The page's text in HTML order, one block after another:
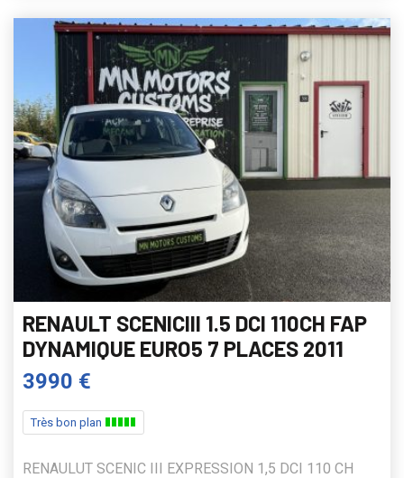
RENAULT SCENICIII 1.5 DCI 110CH FAP
DYNAMIQUE EURO5 7 PLACES 2011
3990 €
Très bon plan
RENAULUT SCENIC III EXPRESSION 1,5 DCI 110 CH